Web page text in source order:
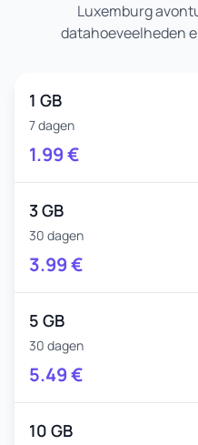
Luxemburg
datahoeveelheden
1 GB
7 dagen
1.99€
3 GB
30 dagen
3.99€
5 GB
30 dagen
5.49€
10 GB